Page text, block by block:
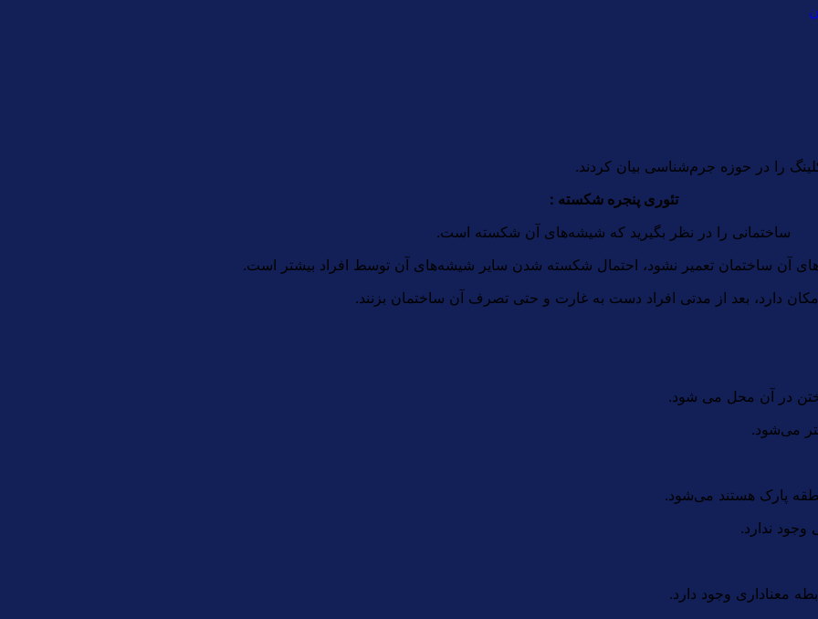
تئوری پنجره شکسته :
ساختمانی را در نظر بگیرید که شیشه‌های آن شکسته است.
آن ساختمان تعمیر نشود، احتمال شکسته شدن سایر شیشه‌های آن توسط افراد بیشتر است.
دارد، بعد از مدتی افراد دست به غارت و حتی تصرف آن ساختمان بزنند.
در آن محل می شود.
می‌شود.
پارک هستند می‌شود.
ندارد.
معناداری وجود دارد.